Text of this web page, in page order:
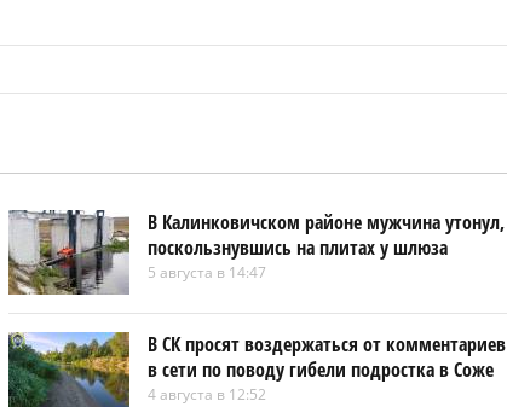
В Калинковичском районе мужчина утонул,
поскользнувшись на плитах у шлюза
5 августа в 14:47
В СК просят воздержаться от комментариев
в сети по поводу гибели подростка в Соже
4 августа в 12:52